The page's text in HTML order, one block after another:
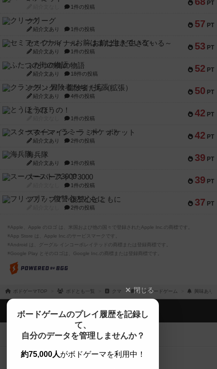
PT
1件の投稿
57 PT
クリーグ
紹介文あり 1件の投稿
53 PT
セミファイナル ～お前はまだ生きている～
紹介文あり 1件の投稿
52 PT
ふたつの街の物語
紹介文あり 18件の投稿
50 PT
クランク! ：冒険者たち（拡張）
紹介文あり 4件の投稿
42 PT
とうほうの！
1件の投稿
42 PT
スターマイン・ラミー ポケット
紹介文あり 2件の投稿
39 PT
海兵隊
紹介文あり 1件の投稿
39 PT
スーパーストア3000
1件の投稿
37 PT
フリップ７：復讐心とともに
2件の投稿
※Apple、Apple のロゴ は、米国および他の国々で登録されたApple Inc.の商標です。
※App Store は、Apple Inc.のサービスマークです。
※Android は、グーグル インコーポレイテッドの商標または登録商標です。
※Google Play とそのロゴは、Google Inc.の商標または登録商標です。
ボドゲーマTOP ボドとも一覧 クマ マイボードゲーム 興味あり
閉じる
ボードゲームのプレイ履歴を記録し
て、
自分のデータを管理しませんか？
約75,000人がボドゲーマを利用中！
ボドゲーマTOP
ボードゲームを検索する
ボードゲームの新着レビュー